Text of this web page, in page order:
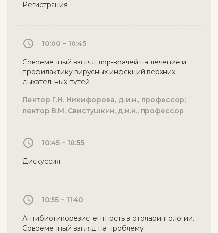
Регистрация
10:00 – 10:45
Современный взгляд лор-врачей на лечение и
профилактику вирусных инфекций верхних
дыхательных путей
Лектор Г.Н. Никифорова, д.м.н., профессор;
лектор В.М. Свистушкин, д.м.н., профессор
10:45 – 10:55
Дискуссия
10:55 – 11:40
Антибиотикорезистентность в отоларингологии.
Современный взгляд на проблему